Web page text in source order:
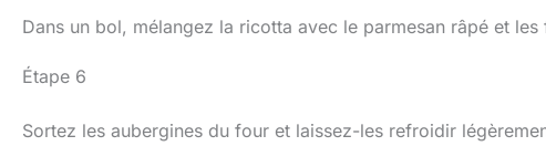
Dans un bol, mélangez la ricotta avec le parmesan râpé et
Étape 6
Sortez les aubergines du four et laissez-les refroidir